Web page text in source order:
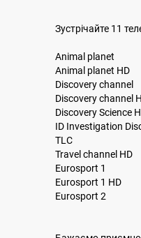
Зустрічайте 11
Animal planet
Animal planet HD
Discovery channel
Discovery channel
Discovery Science
ID Investigation
TLC
Travel channel HD
Eurosport 1
Eurosport 1 HD
Eurosport 2